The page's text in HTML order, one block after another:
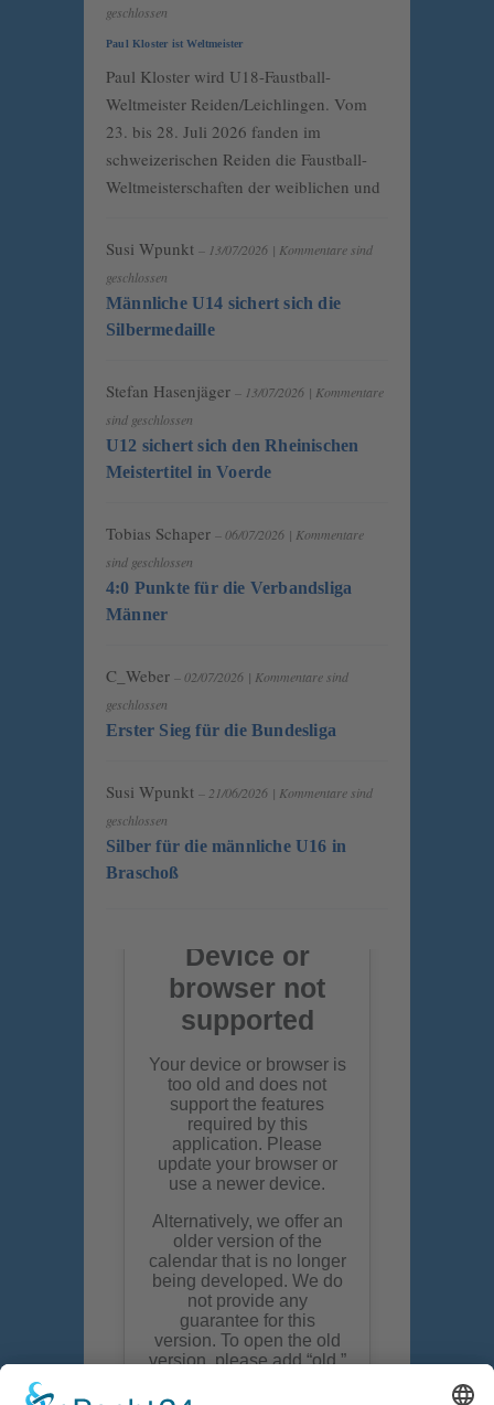
geschlossen
Paul Kloster ist Weltmeister
Paul Kloster wird U18-Faustball-
Weltmeister Reiden/Leichlingen. Vom
23. bis 28. Juli 2026 fanden im
schweizerischen Reiden die Faustball-
Weltmeisterschaften der weiblichen und
Susi Wpunkt – 13/07/2026 | Kommentare sind
geschlossen
Männliche U14 sichert sich die
Silbermedaille
Stefan Hasenjäger – 13/07/2026 | Kommentare
sind geschlossen
U12 sichert sich den Rheinischen
Meistertitel in Voerde
Tobias Schaper – 06/07/2026 | Kommentare
sind geschlossen
4:0 Punkte für die Verbandsliga
Männer
C_Weber – 02/07/2026 | Kommentare sind
geschlossen
Erster Sieg für die Bundesliga
Susi Wpunkt – 21/06/2026 | Kommentare sind
geschlossen
Silber für die männliche U16 in
Braschoß